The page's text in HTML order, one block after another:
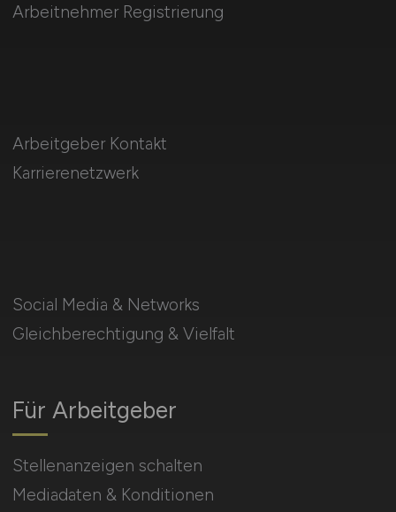
Arbeitnehmer Registrierung
Social Media & Networks
Gleichberechtigung & Vielfalt
Für Arbeitgeber
Stellenanzeigen schalten
Mediadaten & Konditionen
Arbeitgeber Kontakt
Karrierenetzwerk